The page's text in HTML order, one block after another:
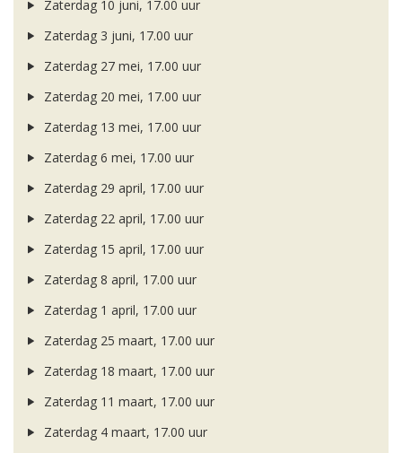
Zaterdag 10 juni, 17.00 uur
Zaterdag 3 juni, 17.00 uur
Zaterdag 27 mei, 17.00 uur
Zaterdag 20 mei, 17.00 uur
Zaterdag 13 mei, 17.00 uur
Zaterdag 6 mei, 17.00 uur
Zaterdag 29 april, 17.00 uur
Zaterdag 22 april, 17.00 uur
Zaterdag 15 april, 17.00 uur
Zaterdag 8 april, 17.00 uur
Zaterdag 1 april, 17.00 uur
Zaterdag 25 maart, 17.00 uur
Zaterdag 18 maart, 17.00 uur
Zaterdag 11 maart, 17.00 uur
Zaterdag 4 maart, 17.00 uur